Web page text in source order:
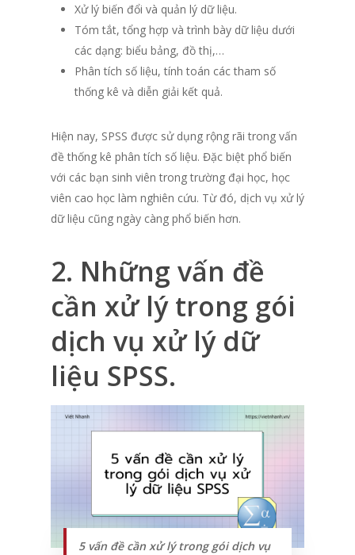
Xử lý biến đổi và quản lý dữ liệu.
Tóm tắt, tổng hợp và trình bày dữ liệu dưới
các dạng: biểu bảng, đồ thị,…
Phân tích số liệu, tính toán các tham số
thống kê và diễn giải kết quả.
Hiện nay, SPSS được sử dụng rộng rãi trong vấn
đề thống kê phân tích số liệu. Đặc biệt phổ biến
với các bạn sinh viên trong trường đại học, học
viên cao học làm nghiên cứu. Từ đó, dịch vụ xử lý
dữ liệu cũng ngày càng phổ biến hơn.
2. Những vấn đề
cần xử lý trong gói
dịch vụ xử lý dữ
liệu SPSS.
5 vấn đề cần xử lý trong gói dịch vụ